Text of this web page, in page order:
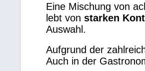
Eine Mischung von
lebt von starken
Auswahl.
Aufgrund der
Auch in der